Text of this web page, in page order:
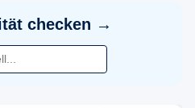
checken →